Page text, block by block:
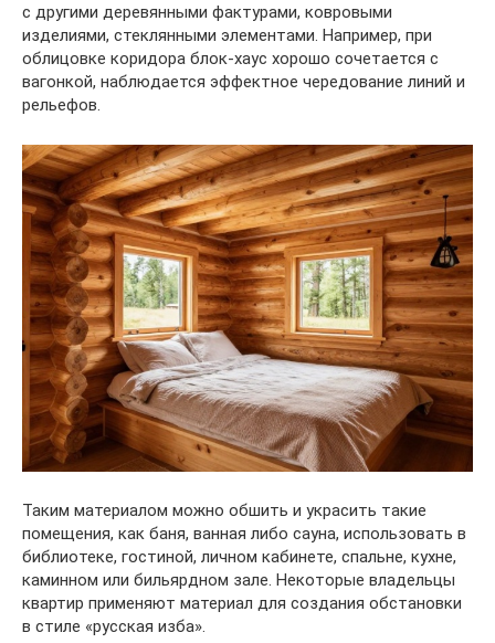
с другими деревянными фактурами, ковровыми
изделиями, стеклянными элементами. Например, при
облицовке коридора блок-хаус хорошо сочетается с
вагонкой, наблюдается эффектное чередование линий и
рельефов.
Таким материалом можно обшить и украсить такие
помещения, как баня, ванная либо сауна, использовать в
библиотеке, гостиной, личном кабинете, спальне, кухне,
каминном или бильярдном зале. Некоторые владельцы
квартир применяют материал для создания обстановки
в стиле «русская изба».